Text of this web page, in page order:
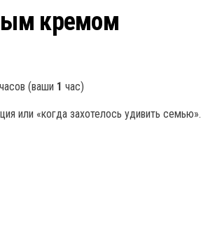
кремом
часов (ваши 1 час)
или «когда захотелось удивить семью».